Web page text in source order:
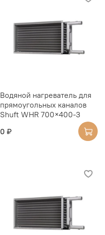
Водяной нагреватель для
прямоугольных каналов
Shuft WHR 700×400-3
0 ₽